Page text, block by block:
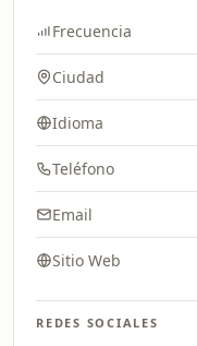
Frecuencia
Ciudad
Idioma
Teléfono
Email
Sitio Web
REDES SOCIALES